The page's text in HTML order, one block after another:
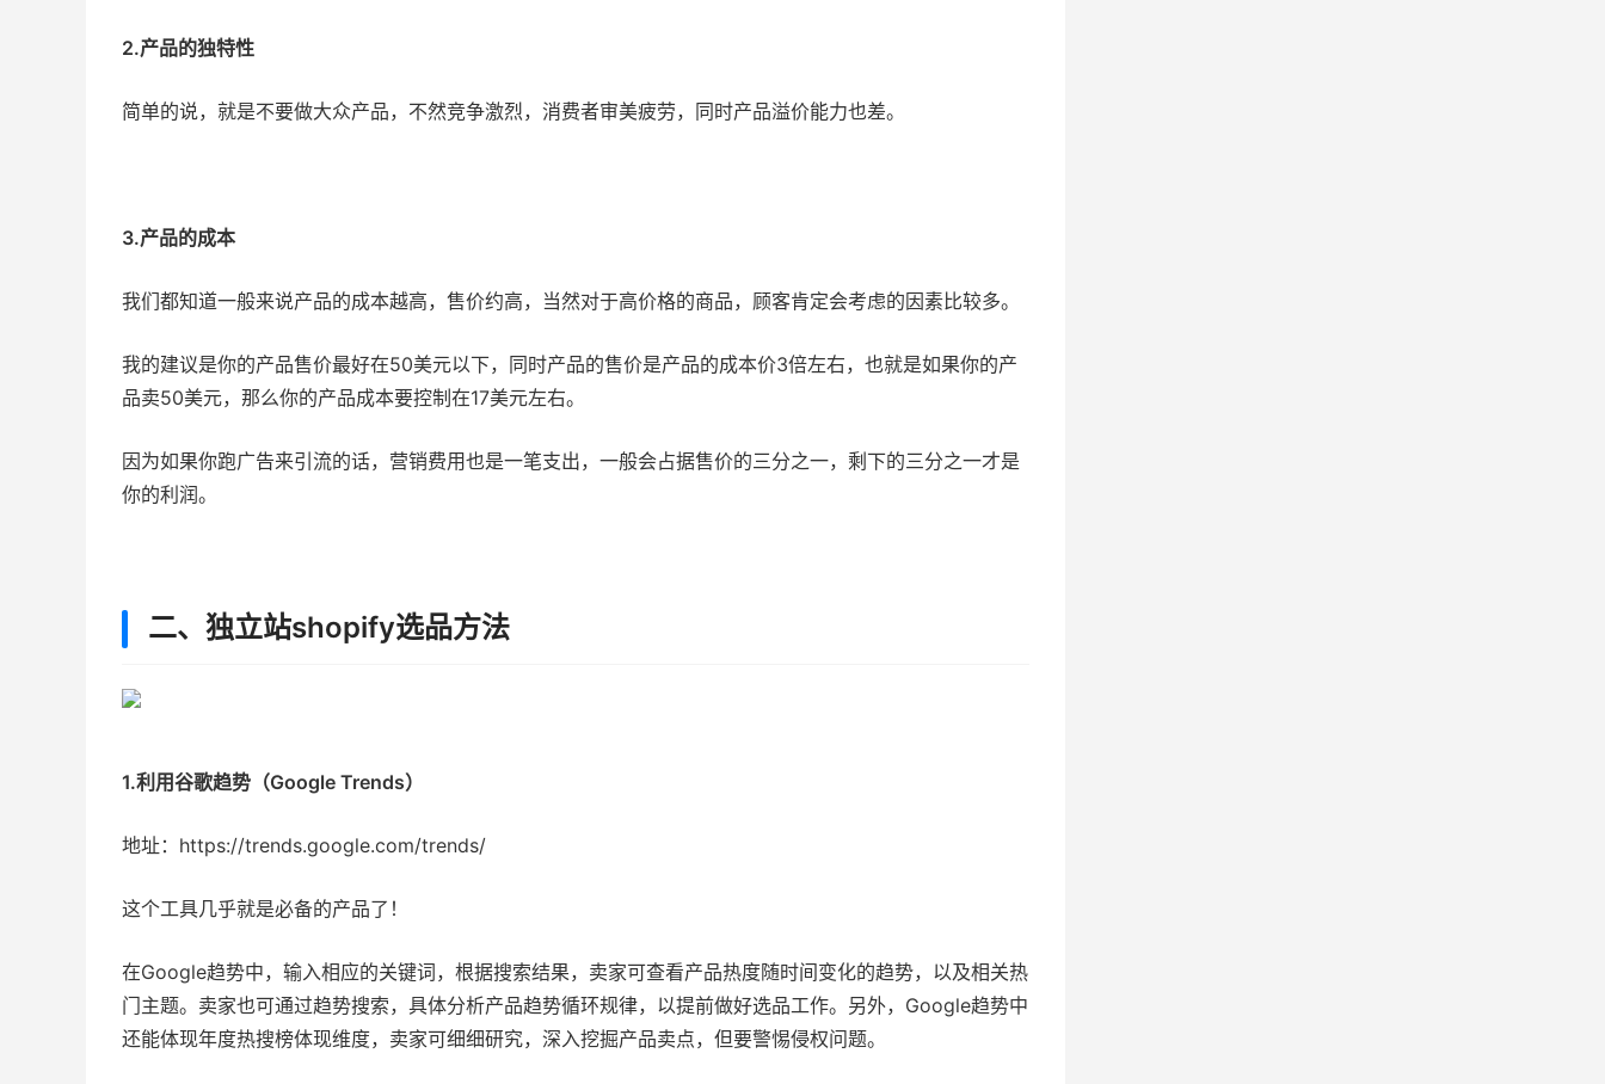
2.产品的独特性
简单的说，就是不要做大众产品，不然竞争激烈，消费者审美疲劳，同时产品溢价能力也差。
3.产品的成本
我们都知道一般来说产品的成本越高，售价约高，当然对于高价格的商品，顾客肯定会考虑的因素比较多。
我的建议是你的产品售价最好在50美元以下，同时产品的售价是产品的成本价3倍左右，也就是如果你的产
品卖50美元，那么你的产品成本要控制在17美元左右。
因为如果你跑广告来引流的话，营销费用也是一笔支出，一般会占据售价的三分之一，剩下的三分之一才是
你的利润。
二、独立站shopify选品方法
1.利用谷歌趋势（Google Trends）
地址：https://trends.google.com/trends/
这个工具几乎就是必备的产品了！
在Google趋势中，输入相应的关键词，根据搜索结果，卖家可查看产品热度随时间变化的趋势，以及相关热
门主题。 卖家也可通过趋势搜索，具体分析产品趋势循环规律，以提前做好选品工作。 另外，Google趋势中
还能体现年度热搜榜体现维度，卖家可细细研究，深入挖掘产品卖点，但要警惕侵权问题。